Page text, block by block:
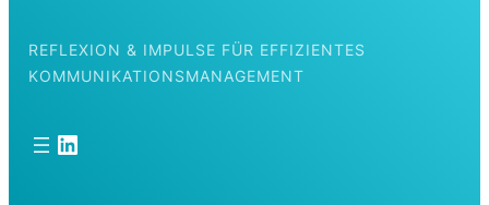
REFLEXION & IMPULSE FÜR EFFIZIENTES
KOMMUNIKATIONSMANAGEMENT
LinkedIn